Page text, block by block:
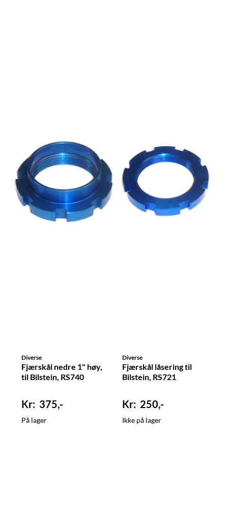
Diverse
Fjærskål nedre 1" høy,
til Bilstein, RS740
375,-
På lager
Diverse
Fjærskål låsering til
Bilstein, RS721
250,-
Ikke på lager